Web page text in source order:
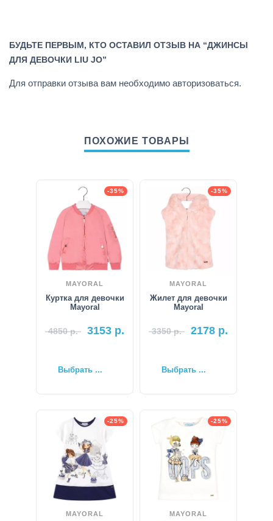
БУДЬТЕ ПЕРВЫМ, КТО ОСТАВИЛ ОТЗЫВ НА “ДЖИНСЫ
ДЛЯ ДЕВОЧКИ LIU JO”
Для отправки отзыва вам необходимо авторизоваться.
ПОХОЖИЕ ТОВАРЫ
-35%
MAYORAL
Куртка для девочки
Mayoral
4850р. 3153 р.
Выбрать ...
-35%
MAYORAL
Жилет для девочки
Mayoral
3350р. 2178 р.
Выбрать ...
-25%
MAYORAL
-25%
MAYORAL